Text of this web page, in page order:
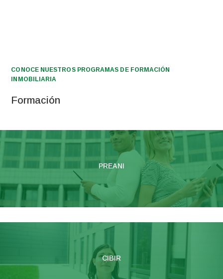
CONOCE NUESTROS PROGRAMAS DE FORMACIÓN
INMOBILIARIA
Formación
PREANI
CIBIR